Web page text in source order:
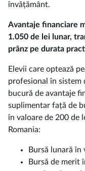
învățământ.
Avantaje financiare
1.050 de lei lunar,
prânz pe durata
Elevii care optează
profesional în sistem
bucură de avantaje
suplimentar față de
în valoare de 200 de
Romania:
Bursă lunară în
Bursă de merit